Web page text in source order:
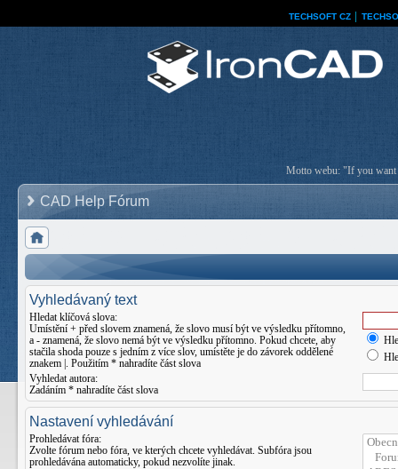
TECHSOFT CZ
Motto webu: "If you want
CAD Help Fórum
Vyhledávaný text
Hledat klíčová slova:
Umístění + před slovem znamená, že slovo musí být ve výsledku přítomno,
a - znamená, že slovo nemá být ve výsledku přítomno. Pokud chcete, aby
stačila shoda pouze s jedním z více slov, umístěte je do závorek oddělené
znakem . Použitím * nahradíte část slova
Vyhledat autora:
Zadáním * nahradíte část slova
Nastavení vyhledávání
Prohledávat fóra:
Zvolte fórum nebo fóra, ve kterých chcete vyhledávat. Subfóra jsou
prohledávána automaticky, pokud nezvolíte jinak.